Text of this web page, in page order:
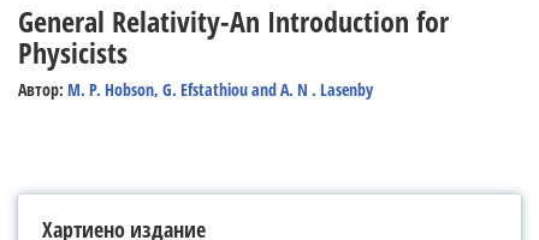
General Relativity-An Introduction for
Physicists
Автор: M. P. Hobson, G. Efstathiou and A. N . Lasenby
Хартиено издание